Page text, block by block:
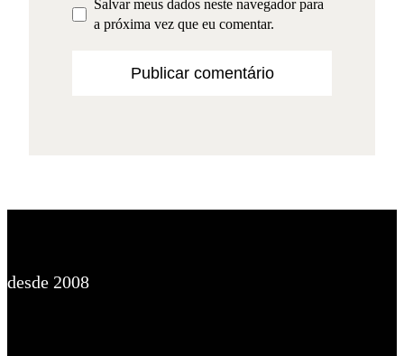
Salvar meus dados neste navegador para
a próxima vez que eu comentar.
desde 2008